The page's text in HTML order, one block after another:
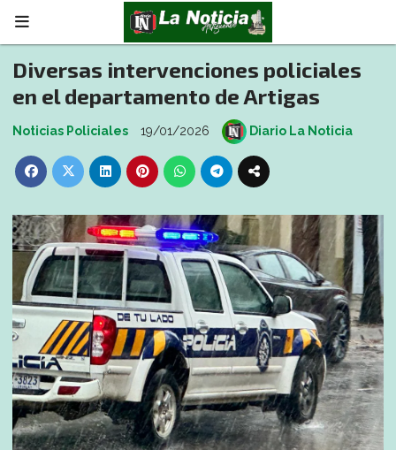
Diversas intervenciones policiales
en el departamento de Artigas
Noticias Policiales 19/01/2026 Diario La Noticia